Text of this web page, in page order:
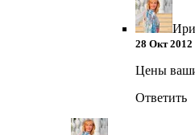
28 Окт 2012
Цены
Ответить